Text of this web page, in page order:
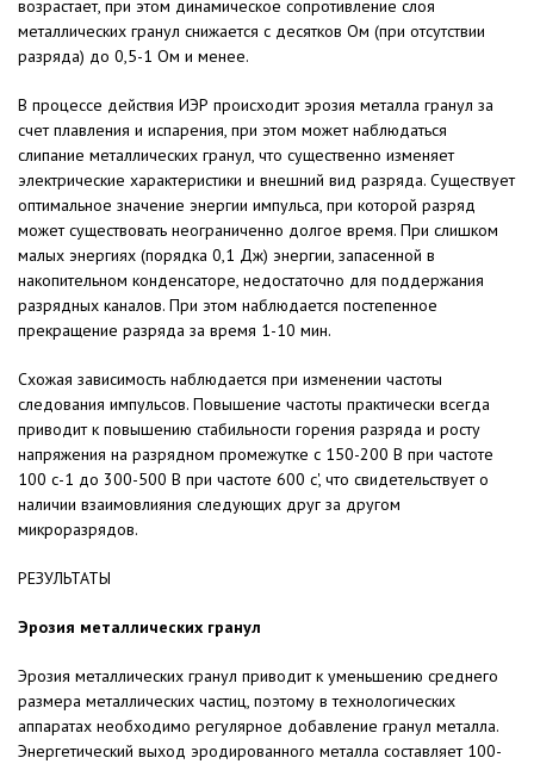
возрастает, при этом динамическое сопротивле­ние слоя
металлических гранул сни­жается с десятков Ом (при отсут­ствии
разряда) до 0,5-1 Ом и менее.
В процессе действия ИЭР проис­ходит эрозия металла гранул за
счет плавления и испарения, при этом мо­жет наблюдаться
слипание металли­ческих гранул, что существенно из­меняет
электрические характеристи­ки и внешний вид разряда. Существу­ет
оптимальное значение энергии импульса, при которой разряд
может существовать неограниченно долгое время. При слишком
малых энергиях (порядка 0,1 Дж) энергии, запасен­ной в
накопительном конденсаторе, недостаточно для поддержания
раз­рядных каналов. При этом наблюда­ется постепенное
прекращение раз­ряда за время 1-10 мин.
Схожая зависимость наблюдается при изменении частоты
следования импульсов. Повышение частоты практически всегда
приводит к повы­шению стабильности горения разря­да и росту
напряжения на разрядном промежутке с 150-200 В при частоте
100 с-1 до 300-500 В при частоте 600 с', что свидетельствует о
наличии взаимовлияния следующих друг за другом
микроразрядов.
РЕЗУЛЬТАТЫ
Эрозия металлических гранул
Эрозия металлических гранул приводит к уменьшению среднего
размера металлических частиц, поэ­тому в технологических
аппаратах необходимо регулярное добавление гранул металла.
Энергетический вы­ход эродированного металла состав­ляет 100-